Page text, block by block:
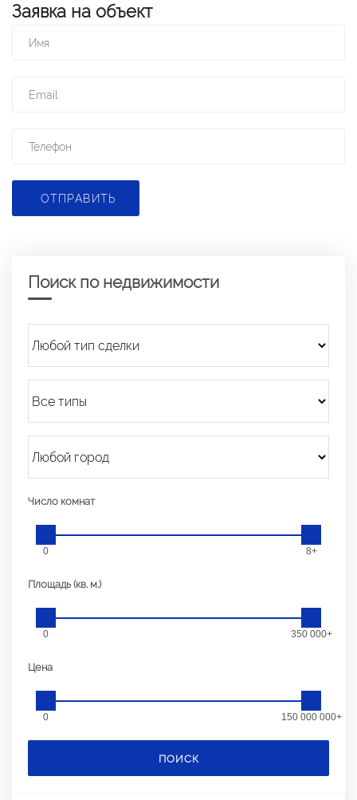
Заявка на объект
ОТПРАВИТЬ
Поиск по недвижимости
Число комнат
0 8+
Площадь (кв. м.)
0 350 000+
Цена
0 150 000 000+
ПОИСК